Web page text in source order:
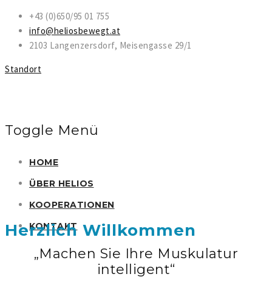
+43 (0)650/95 01 755
info@heliosbewegt.at
2103 Langenzersdorf, Meisengasse 29/1
Standort
Toggle Menü
Direkt
Inhalt
HOME
ÜBER HELIOS
KOOPERATIONEN
KONTAKT
Herzlich Willkommen
„Machen Sie Ihre Muskulatur
intelligent“